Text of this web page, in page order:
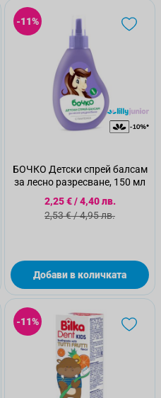
-11%
БОЧКО Детски спрей балсам
за лесно разресване, 150 мл
Специална цена
2,25 €/4,40 лв.
Стандартна цена
2,53 €/4,95 лв.
Добави в количката
-11%